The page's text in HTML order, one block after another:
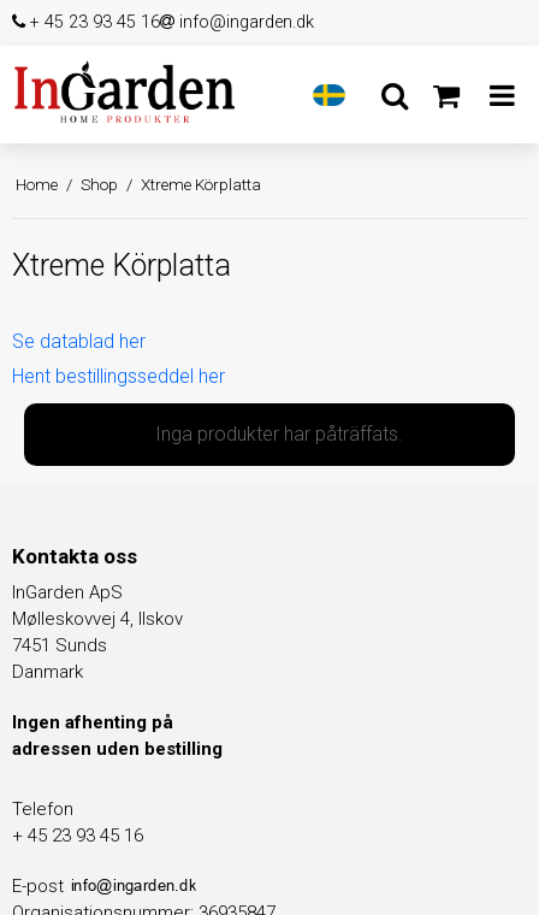
+ 45 23 93 45 16 info@ingarden.dk
Home / Shop / Xtreme Körplatta
Xtreme Körplatta
Se datablad her
Hent bestillingsseddel her
Inga produkter har påträffats.
Kontakta oss
InGarden ApS
Mølleskovvej 4, Ilskov
7451 Sunds
Danmark
Ingen afhenting på
adressen uden bestilling
Telefon
+ 45 23 93 45 16
E-post